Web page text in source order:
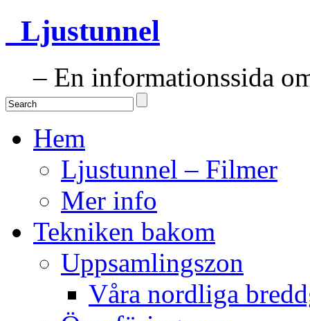
Ljustunnel
– En informationssida
Hem
Ljustunnel – Filmer
Mer info
Tekniken bakom
Uppsamlingszon
Våra nordliga